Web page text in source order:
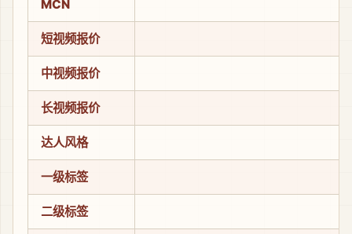
MCN
短视频报价
中视频报价
长视频报价
达人风格
一级标签
二级标签